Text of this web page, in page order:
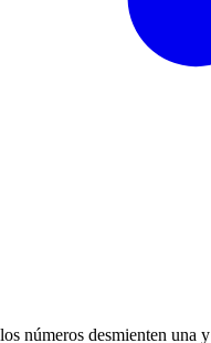
desmienten